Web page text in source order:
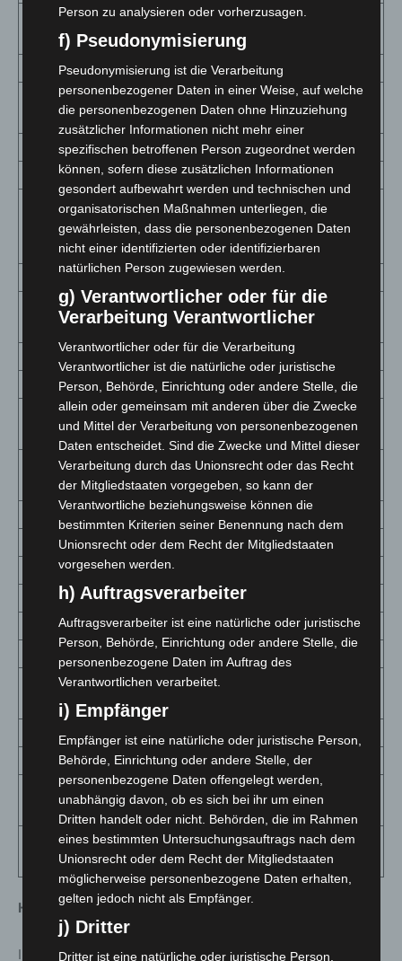
Lüchow-
Dannenberg
Lüneburg 1291 (+28) 701,1
Nienburg
(Weser)
1282 (+17) 1 056,1 153
Northeim 948 (+9) 716,6 67
Oldenburg
2464 (+48) 1 882,5 162
Oldenburg
(Oldb),
1760 (+33) 1 040,9 137
Osnabrück 7884 (+72) 2 201,7
Osnabrück,
3161 (+30) 1 912,8 257
Osterholz 1324 (+18) 1 162,1
Peine
1724 (+24) 1 278,9 111
Rotenburg
(Wümme)
1756 (+29) 1 072,2 109
Salzgitter,
Stadt
1772 (+27) 1 699,1 72
Schaumburg 1839 (+41) 1 165,3 153
Stade
1970 (+55) 963,3 195
Uelzen
497 (+9)
Vechta
4118 (+48) 2 883,5
Verden
2221 (+18) 1 619,6 90
Wesermarsch
916 (+10) 1 034,1
Wilhelmshaven,
Wittmund 424 (+5) 744,8 25
Wolfenbüttel
1091 (+14) 912,0 72
Wolfsburg,
1416 (+21) 1 138,5 61
Niedersachsen
gesamt
105764
(+1502)
1 323,1 7358
Hinweise zur Tabelle
In der Übersicht sind ausschließlich Fälle aufgelistet, die
Person zu analysieren oder vorherzusagen.
f) Pseudonymisierung
Pseudonymisierung ist die Verarbeitung
personenbezogener Daten in einer Weise, auf welche
die personenbezogenen Daten ohne Hinzuziehung
zusätzlicher Informationen nicht mehr einer
spezifischen betroffenen Person zugeordnet werden
können, sofern diese zusätzlichen Informationen
gesondert aufbewahrt werden und technischen und
organisatorischen Maßnahmen unterliegen, die
gewährleisten, dass die personenbezogenen Daten
nicht einer identifizierten oder identifizierbaren
natürlichen Person zugewiesen werden.
g) Verantwortlicher oder für die
Verarbeitung Verantwortlicher
Verantwortlicher oder für die Verarbeitung
Verantwortlicher ist die natürliche oder juristische
Person, Behörde, Einrichtung oder andere Stelle, die
allein oder gemeinsam mit anderen über die Zwecke
und Mittel der Verarbeitung von personenbezogenen
Daten entscheidet. Sind die Zwecke und Mittel dieser
Verarbeitung durch das Unionsrecht oder das Recht
der Mitgliedstaaten vorgegeben, so kann der
Verantwortliche beziehungsweise können die
bestimmten Kriterien seiner Benennung nach dem
Unionsrecht oder dem Recht der Mitgliedstaaten
vorgesehen werden.
h) Auftragsverarbeiter
Auftragsverarbeiter ist eine natürliche oder juristische
Person, Behörde, Einrichtung oder andere Stelle, die
personenbezogene Daten im Auftrag des
Verantwortlichen verarbeitet.
i) Empfänger
Empfänger ist eine natürliche oder juristische Person,
Behörde, Einrichtung oder andere Stelle, der
personenbezogene Daten offengelegt werden,
unabhängig davon, ob es sich bei ihr um einen
Dritten handelt oder nicht. Behörden, die im Rahmen
eines bestimmten Untersuchungsauftrags nach dem
Unionsrecht oder dem Recht der Mitgliedstaaten
möglicherweise personenbezogene Daten erhalten,
gelten jedoch nicht als Empfänger.
j) Dritter
Dritter ist eine natürliche oder juristische Person,